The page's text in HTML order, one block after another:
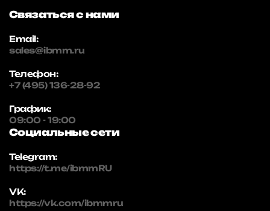
Связаться с нами
Email:
sales@ibmm.ru
Телефон:
+7 (495) 136-28-92
График:
09:00 - 19:00
Социальные сети
Telegram:
https://t.me/ibmmRU
VK:
https://vk.com/ibmmru